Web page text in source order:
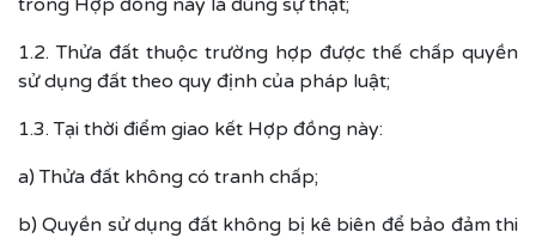
1.2. Thửa đất thuộc trường hợp được thế chấp quyền
sử dụng đất theo quy định của pháp luật;
1.3. Tại thời điểm giao kết Hợp đồng này:
a) Thửa đất không có tranh chấp;
b) Quyền sử dụng đất không bị kê biên để bảo đảm thi